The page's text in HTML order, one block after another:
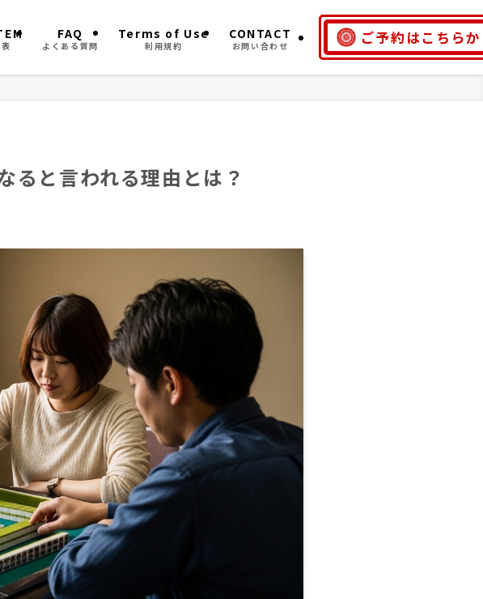
FAQ
よくある質問
Terms of Use
利用規約
CONTACT
お問い合わせ ご予約はこちら
ると言われる理由とは？